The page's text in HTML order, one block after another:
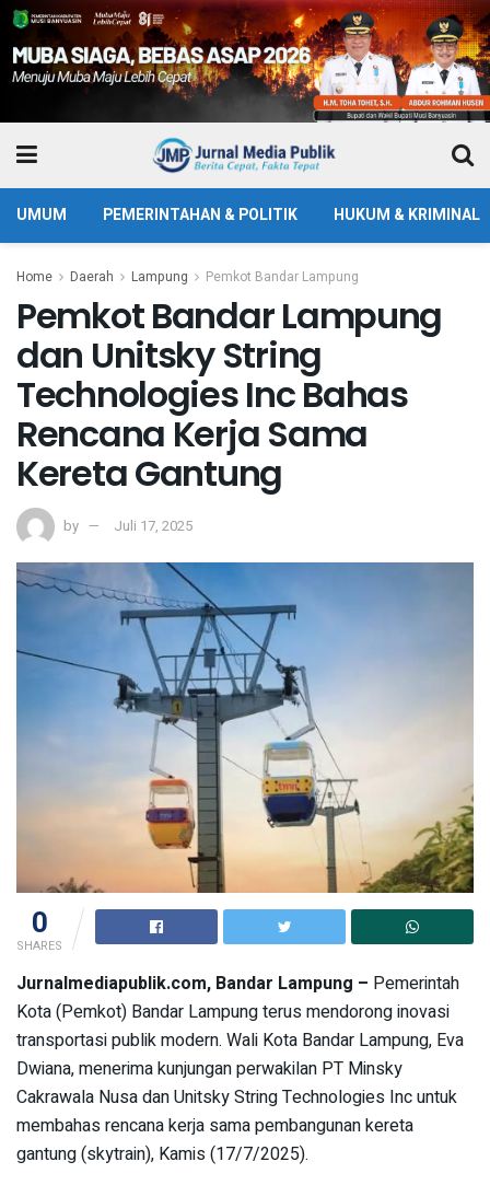
UMUM PEMERINTAHAN & POLITIK HUKUM & KRIMINAL
Home Daerah Lampung Pemkot Bandar Lampung
Pemkot Bandar Lampung
dan Unitsky String
Technologies Inc Bahas
Rencana Kerja Sama
Kereta Gantung
by Juli 17, 2025
0
SHARES
Jurnalmediapublik.com, Bandar Lampung – Pemerintah
Kota (Pemkot) Bandar Lampung terus mendorong inovasi
transportasi publik modern. Wali Kota Bandar Lampung, Eva
Dwiana, menerima kunjungan perwakilan PT Minsky
Cakrawala Nusa dan Unitsky String Technologies Inc untuk
membahas rencana kerja sama pembangunan kereta
gantung (skytrain), Kamis (17/7/2025).